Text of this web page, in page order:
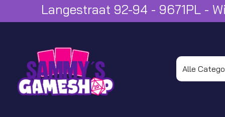
Langestraat 92-94 - 9671PL -